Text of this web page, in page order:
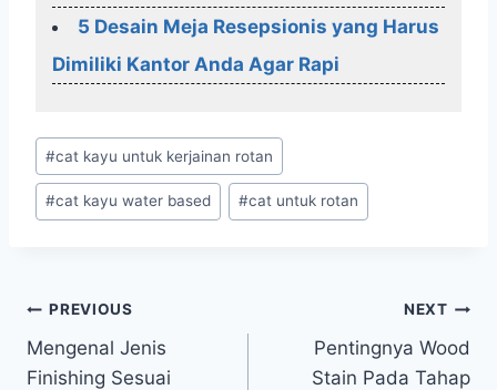
5 Desain Meja Resepsionis yang Harus
Dimiliki Kantor Anda Agar Rapi
Post
Tags:
#cat kayu untuk kerjainan rotan
#cat kayu water based #cat untuk rotan
Post
navigation
PREVIOUS
Mengenal Jenis
Finishing Sesuai
NEXT
Pentingnya Wood
Stain Pada Tahap